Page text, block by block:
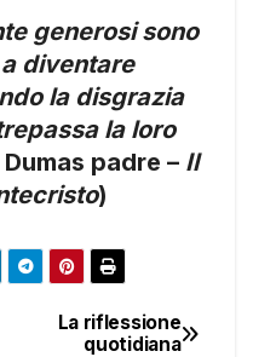
generosi sono
diventare
la disgrazia
la loro
padre – Il
)
La riflessione
quotidiana